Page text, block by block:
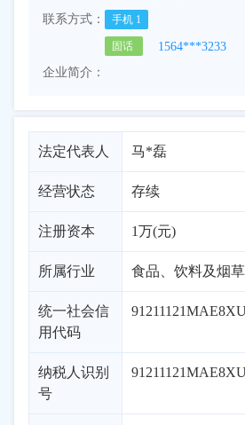
联系方式：
手机 1
固话
1564***3233
企业简介：
法定代表人 马*磊
经营状态 存续
注册资本 1万(元)
所属行业 食品、饮料及烟
统一社会信
用代码
纳税人识别
号